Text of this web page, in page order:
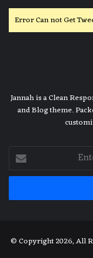
Error Can not Get
Jannah is a Clean
and Blog theme.
Enter
your
Email
© Copyright 2026, All